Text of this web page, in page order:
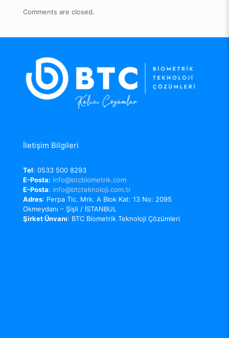
Comments are closed.
İletişim Bilgileri
Tel: 0533 500 8293
E-Posta: info@btcbiometrik.com
E-Posta: info@btcteknoloji.com.tr
Adres: Perpa Tic. Mrk. A Blok Kat: 13 No: 2095
Okmeydanı – Şişli / İSTANBUL
Şirket Ünvanı: BTC Biometrik Teknoloji Çözümleri